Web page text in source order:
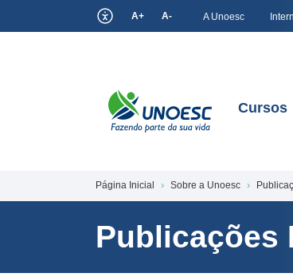
A+ A- A Unoesc
Cursos
Página Inicial Sobre a Unoesc
Publicações